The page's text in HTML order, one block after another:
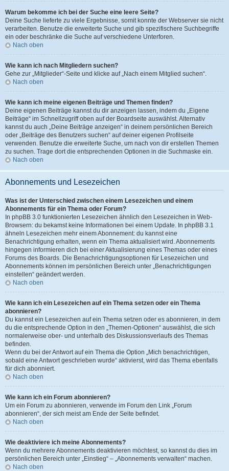
Warum bekomme ich bei der Suche eine leere Seite?
Deine Suche lieferte zu viele Ergebnisse, somit konnte der Webserver sie nicht
verarbeiten. Benutze die erweiterte Suche und gib spezifischere Suchbegriffe
ein oder beschränke die Suche auf verschiedene Unterforen.
Nach oben
Wie kann ich nach Mitgliedern suchen?
Gehe zur „Mitglieder“-Seite und klicke auf „Nach einem Mitglied suchen“.
Nach oben
Wie kann ich meine eigenen Beiträge und Themen finden?
Deine eigenen Beiträge kannst du dir anzeigen lassen, indem du „Eigene
Beiträge“ im Schnellzugriff oben auf der Boardseite auswählst. Alternativ
kannst du auch „Deine Beiträge anzeigen“ in deinem persönlichen Bereich
oder „Beiträge des Benutzers suchen“ auf deiner eigenen Profilseite
verwenden. Benutze die erweiterte Suche, um nach von dir erstellen Themen
zu suchen. Trage dort die entsprechenden Optionen in die Suchmaske ein.
Nach oben
Abonnements und Lesezeichen
Was ist der Unterschied zwischen einem Lesezeichen und einem
Abonnements für ein Thema oder Forum?
In phpBB 3.0 funktionierten Lesezeichen ähnlich den Lesezeichen in Web-
Browsern: du bekamst keine Informationen bei einem Update. In phpBB 3.1
ähneln Lesezeichen mehr einem Abonnement: du kannst eine
Benachrichtigung erhalten, wenn ein Thema aktualisiert wird. Abonnements
hingegen informieren dich bei einer Aktualisierung eines Themas oder eines
Forums des Boards. Die Benachrichtigungsoptionen für Lesezeichen und
Abonnements können im persönlichen Bereich unter „Benachrichtigungen
einstellen“ geändert werden.
Nach oben
Wie kann ich ein Lesezeichen auf ein Thema setzen oder ein Thema
abonnieren?
Du kannst ein Lesezeichen auf ein Thema setzen oder es abonnieren, in dem
du die entsprechende Option in den „Themen-Optionen“ auswählst, die sich
normalerweise ober- und unterhalb des Diskussionsverlaufs des Themas
befinden.
Wenn du bei der Antwort auf ein Thema die Option „Mich benachrichtigen,
sobald eine Antwort geschrieben wurde“ aktivierst, wird das Thema ebenfalls
für dich abonniert.
Nach oben
Wie kann ich ein Forum abonnieren?
Um ein Forum zu abonnieren, verwende im Forum den Link „Forum
abonnieren“, der sich meist am Ende der Seite befindet.
Nach oben
Wie deaktiviere ich meine Abonnements?
Wenn du mehrere Abonnements deaktivieren möchtest, so kannst du dies im
persönlichen Bereich unter „Einstieg“ – „Abonnements verwalten“ machen.
Nach oben